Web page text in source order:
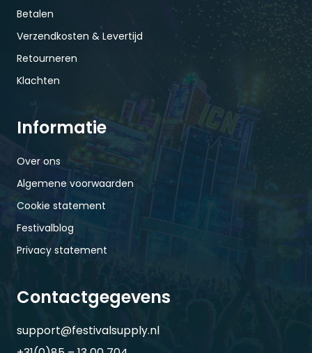
Betalen
Verzendkosten & Levertijd
Retourneren
Klachten
Informatie
Over ons
Algemene voorwaarden
Cookie statement
Festivalblog
Privacy statement
Contactgegevens
support@festivalsupply.nl